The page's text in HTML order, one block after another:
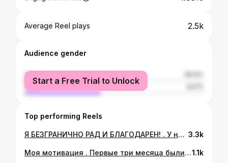
Average Reel plays 2.5k
Audience gender
female
male
Start a Free Trial to Unlock
Top performing Reels
Я БЕЗГРАНИЧНО РАД И БЛАГОДАРЕН! . У нас в семье отныне есть сын! . Надеюсь, что у меня получится привить ему логику и ответственность. Большего и не прошу! . Мелодия: композитор Эдуард Артемьев - мелодия из к/ф "Свой среди чужих, чужой среди своих (Н.С. Михалков)" . #лисовыее 3.3k
Моя мотивация . Первые три месяца были тяжёлыми, но понемногу становится легче. Остальные мысли напишу позже. . #лисовыее #дмитрийлисовой1.1k